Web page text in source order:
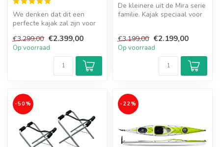
We denken dat dit een
perfecte kajak zal zijn voor
naar ...
€3.299,00 €2.399,00
Op voorraad
De kleinere uit de Mira serie
familie. Kajak speciaal voor
€3.199,00 €2.199,00
Op voorraad
-50% -22%